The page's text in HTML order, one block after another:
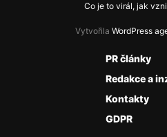
Co je to virál, jak
Vytvořila WordPress
PR články
Redakce a
Kontakty
GDPR